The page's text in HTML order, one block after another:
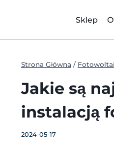
Sklep
Strona Główna /
Jakie są
instalacją
2024-05-17